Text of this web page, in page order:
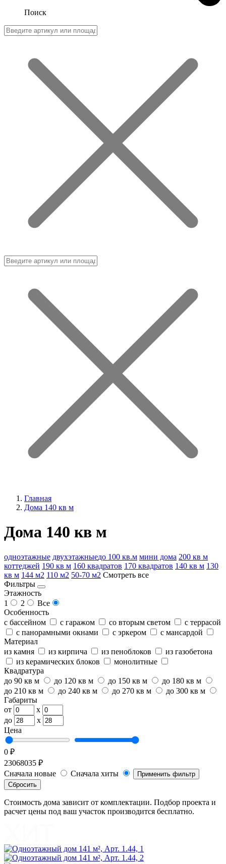
Поиск
Главная
Дома 140 кв м
Дома 140 кв м
одноэтажные двухэтажныедо 100 кв.м мини дома 200 кв м
коттеджей 190 кв м 160 квадратов 170 квадратов 140 кв м 130
кв м 144 м2 110 м2 50-70 м2 Смотреть все
Фильтры
Этажность
1
2
Все
Особенность
с бассейном
с гаражом со вторым светом
с террасой
с панорамными окнами
с эркером
с мансардой
Материал
из камня
из кирпича из пеноблоков
из газобетона
из керамических блоков
монолитные
Квадратура
до 90 кв м
до 120 кв м до 150 кв м
до 180 кв м
до 210 кв м
до 240 кв м до 270 кв м
до 300 кв м
Габариты
от
x
до
x
Цена
0 ₽
23068035 ₽
Сначала новые
Сначала хиты
Применить фильтр
Сбросить
Стоимость дома зависит от комплектации. Подбор проекта и
расчет цены под ваш участок производится бесплатно.